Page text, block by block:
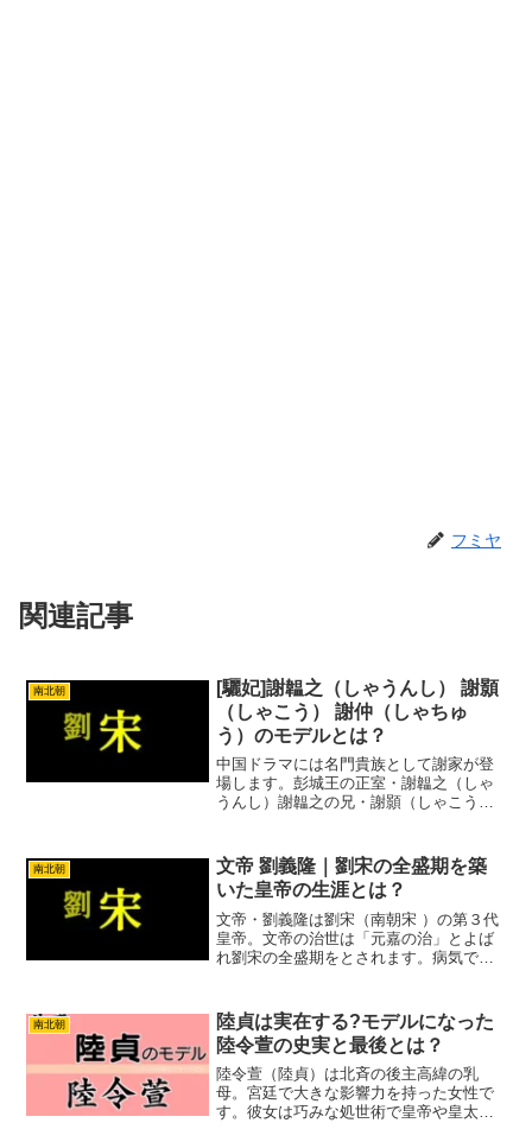
フミヤ
関連記事
南北朝
[驪妃]謝韞之（しゃうんし） 謝顥
（しゃこう） 謝仲（しゃちゅ
う）のモデルとは？
中国ドラマには名門貴族として謝家が登
場します。彭城王の正室・謝韞之（しゃ
うんし）謝韞之の兄・謝顥（しゃこう）
（しゃこう）・謝仲（しゃちゅう）の３
人は架空の人物ですが。モデ...
南北朝
文帝 劉義隆｜劉宋の全盛期を築
いた皇帝の生涯とは？
文帝・劉義隆は劉宋（南朝宋 ）の第３代
皇帝。文帝の治世は「元嘉の治」とよば
れ劉宋の全盛期をとされます。病気で彭
平和な時期が長く続いたわけではありま
せん。北魏に奪われた...
南北朝
陸貞は実在する?モデルになった
陸令萱の史実と最後とは？
陸令萱（陸貞）は北斉の後主高緯の乳
母。宮廷で大きな影響力を持った女性で
す。彼女は巧みな処世術で皇帝や皇太后